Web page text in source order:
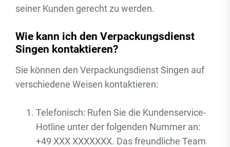
seiner Kunden gerecht zu werden.
Wie kann ich den Verpackungsdienst
Singen kontaktieren?
Sie können den Verpackungsdienst Singen auf
verschiedene Weisen kontaktieren:
Telefonisch: Rufen Sie die Kundenservice-
Hotline unter der folgenden Nummer an:
+49 XXX XXXXXXX. Das freundliche Team